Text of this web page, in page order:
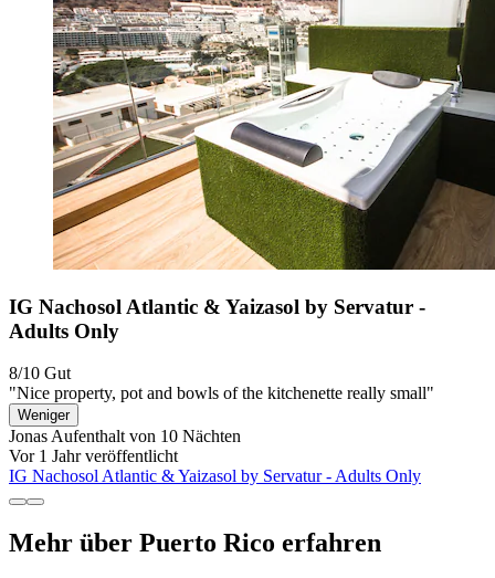
IG Nachosol Atlantic & Yaizasol by Servatur -
Adults Only
8/10 Gut
"Nice property, pot and bowls of the kitchenette really small"
Weniger
Jonas Aufenthalt von 10 Nächten
Vor 1 Jahr veröffentlicht
IG Nachosol Atlantic & Yaizasol by Servatur - Adults Only
Mehr über Puerto Rico erfahren